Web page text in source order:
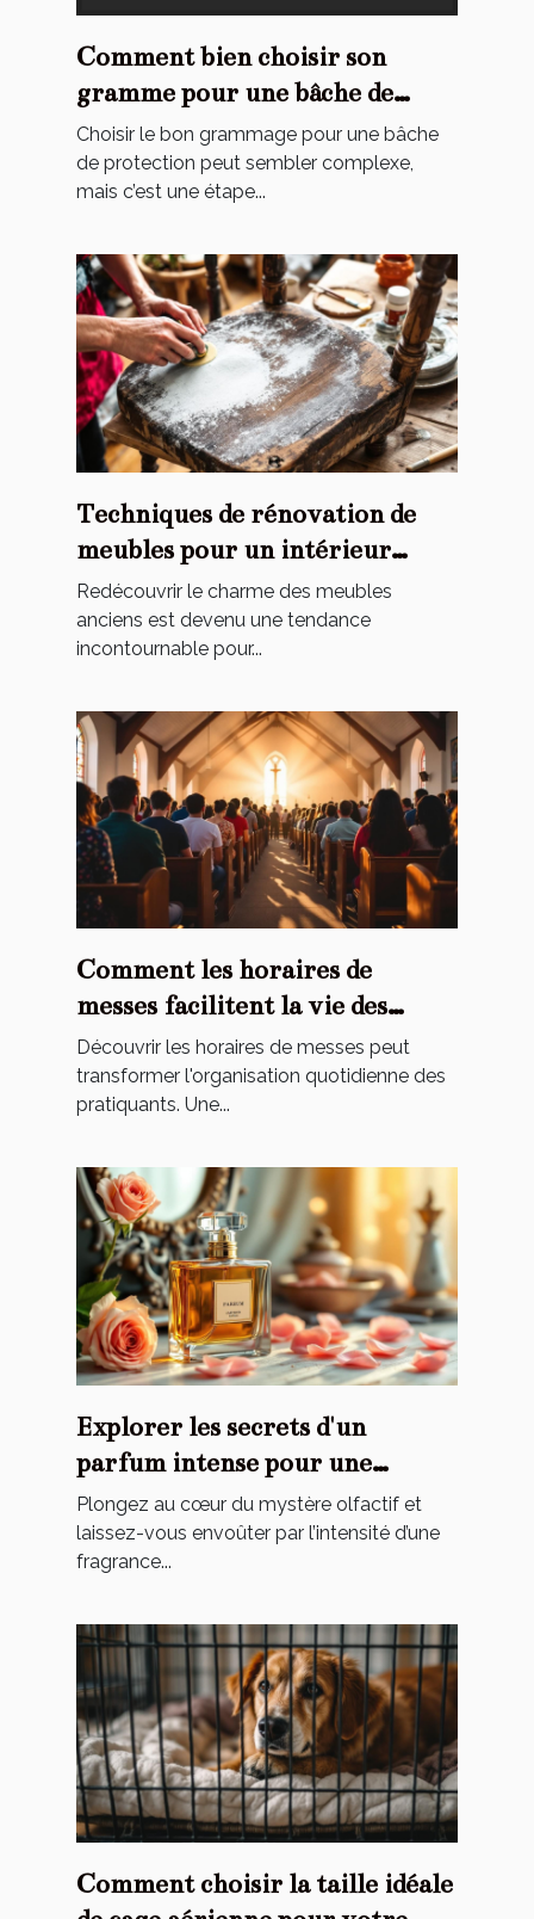
Comment bien choisir son
gramme pour une bâche de
protection ?
Choisir le bon grammage pour une bâche
de protection peut sembler complexe,
mais c’est une étape...
Techniques de rénovation de
meubles pour un intérieur
personnalisé
Redécouvrir le charme des meubles
anciens est devenu une tendance
incontournable pour...
Comment les horaires de
messes facilitent la vie des
pratiquants ?
Découvrir les horaires de messes peut
transformer l'organisation quotidienne des
pratiquants. Une...
Explorer les secrets d'un
parfum intense pour une
élégance éternelle
Plongez au cœur du mystère olfactif et
laissez-vous envoûter par l’intensité d’une
fragrance...
Comment choisir la taille idéale